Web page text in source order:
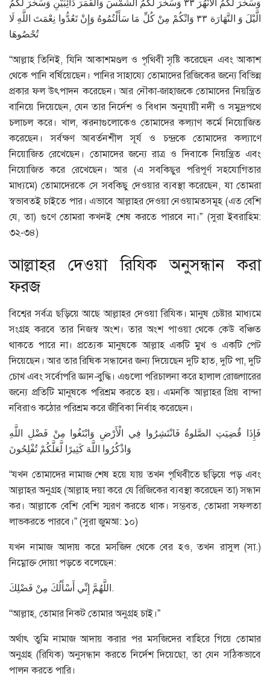
وَسَخَّرَ لَكُمُ الْأَنْهُرَ ٣٣ وَسَخَّرَ لَكُمُ الشَّمْسَ وَالْقَمَرَ دَائِبَيْنِ وَسَخَّرَ لَكُمُ
الَّيْلَ وَ النَّهَارَة ٣٣ وَاتْكُمْ مِنْ كُلِّ مَا سَأَلْتُمُوهُ وَإِنْ تَعُدُّوا نِعْمَتَ اللَّهِ لَا
تُحْصُوهَا
“আল্লাহ তিনিই, যিনি আকাশমণ্ডল ও পৃথিবী সৃষ্টি করেছেন এবং আকাশ
থেকে পানি বর্ষিয়েছেন। পানির সাহায্যে তোমাদের রিজিকের জন্যে বিভিন্ন
প্রকার ফল উৎপাদন করেছেন। আর নৌকা-জাহাজকে তোমাদের নিয়ন্ত্রিত
বানিয়ে দিয়েছেন, যেন তার নির্দেশ ও বিধান অনুযায়ী নদী ও সমুদ্রপথে
চলাচল করে। খাল, ঝরনাগুলোকেও তোমাদের কল্যাণ কর্মে নিয়োজিত
করেছেন। সর্বক্ষণ আবর্তনশীল সূর্য ও চন্দ্রকে তোমাদের কল্যাণে
নিয়োজিত রেখেছেন। তোমাদের জন্যে রাত্র ও দিবাকে নিয়ন্ত্রিত এবং
নিয়োজিত করে রেখেছেন। আর (এ সবকিছুর পরিপূর্ণ সহযোগিতার
মাধ্যমে) তোমাদেরকে সে সবকিছু দেওয়ার ব্যবস্থা করেছেন, যা তোমরা
স্বভাবতই চাইতে পার। এভাবে আল্লাহর দেওয়া নেওয়ামতসমূহ (এত বেশি
যে, তা) গুণে তোমরা কখনই শেষ করতে পারবে না।” (সুরা ইবরাহিম:
৩২-৩৪)
আল্লাহর দেওয়া রিযিক অনুসন্ধান করা
ফরজ
বিশ্বের সর্বত্র ছড়িয়ে আছে আল্লাহর দেওয়া রিযিক। মানুষ চেষ্টার মাধ্যমে
সংগ্রহ করবে তার নিজস্ব অংশ। তার অংশ পাওয়া থেকে কেউ বঞ্চিত
থাকতে পারে না। প্রত্যেক মানুষকে আল্লাহ একটি মুখ ও একটি পেট
দিয়েছেন। আর তার রিষিক সন্ধানের জন্য দিয়েছেন দুটি হাত, দুটি পা, দুটি
চোখ এবং সর্বোপরি জ্ঞান-বুদ্ধি। এগুলো পরিচালনা করে হালাল রোজগারের
জন্যে প্রতিটি মানুষকে পরিশ্রম করতে হয়। এমনকি আল্লাহর প্রিয় বান্দা
নবিরাও কঠোর পরিশ্রম করে জীবিকা নির্বাহ করেছেন।
فَإِذَا قُضِيَتِ الصَّلوةُ فَانْتَشِرُوا فِي الْأَرْضِ وَابْتَغُوا مِنْ فَضْلِ اللَّهِ
وَاذْكُرُوا اللَّهَ كَثِيرًا لَّعَلَّكُمْ تُفْلِحُونَ
“যখন তোমাদের নামাজ শেষ হয়ে যায় তখন পৃথিবীতে ছড়িয়ে পড় এবং
আল্লাহর অনুগ্রহ (আল্লাহ দয়া করে যে রিজিকের ব্যবস্থা করেছেন তা) সন্ধান
কর। আল্লাকে বেশি বেশি স্মরণ করতে থাক। সম্ভবত, তোমরা সফলতা
লাভকরতে পারবে।” (সুরা জুমআ: ১০)
যখন নামাজ আদায় করে মসজিদ থেকে বের হও, তখন রাসুল (সা.)
নিম্নোক্ত দোয়া পড়তে বলেছেন:
اللَّهُمَّ إِنِّي أَسْأَلُكَ مِنْ فَضْلِكَ.
“আল্লাহ, তোমার নিকট তোমার অনুগ্রহ চাই।”
অর্থাৎ তুমি নামাজ আদায় করার পর মসজিদের বাহিরে গিয়ে তোমার
অনুগ্রহ (রিযিক) অনুসন্ধান করতে নির্দেশ দিয়েছো, তা যেন সঠিকভাবে
পালন করতে পারি।